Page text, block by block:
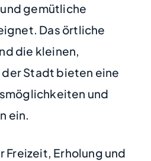
gemütliche
Das örtliche
die kleinen,
Stadt bieten eine
und
ein.
Freizeit, Erholung und